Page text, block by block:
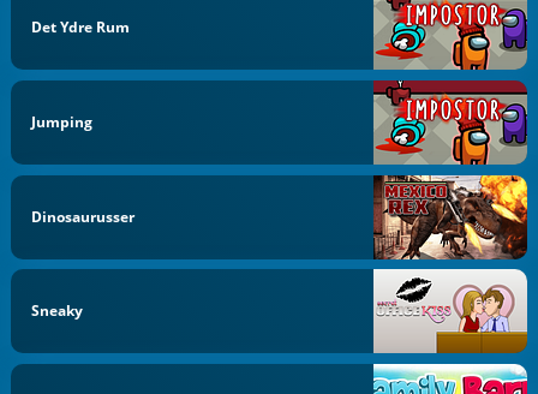
Det Ydre Rum
Jumping
Dinosaurusser
Sneaky